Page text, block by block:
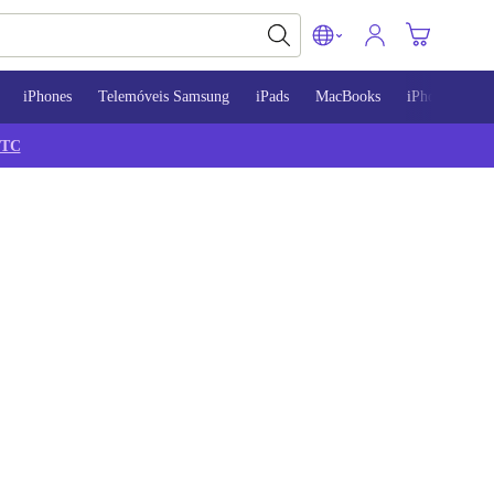
iPhones Telemóveis Samsung iPads MacBooks iPhone 13
TC